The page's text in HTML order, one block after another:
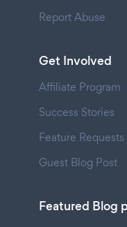
Report Abuse
Get Involved
Affiliate Program
Success Stories
Feature Requests
Guest Blog Post
Featured Blog